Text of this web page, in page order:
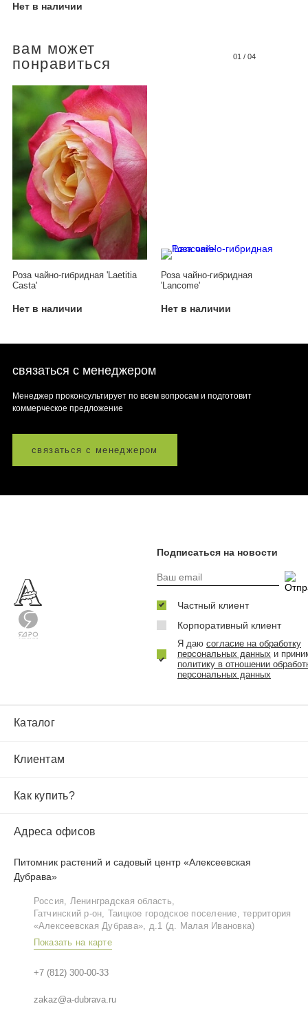
Нет в наличии
вам может
понравиться
01 / 04
Роза чайно-гибридная 'Laetitia
Casta'
Нет в наличии
Роза чайно-гибридная
'Lancome'
Нет в наличии
связаться с менеджером
Менеджер проконсультирует по всем вопросам и подготовит
коммерческое предложение
связаться с менеджером
Каталог
Клиентам
Как купить?
Адреса офисов
Питомник растений и садовый центр «Алексеевская
Дубрава»
Россия, Ленинградская область,
Гатчинский р‑он, Таицкое городское поселение, территория
«Алексеевская Дубрава», д.1 (д. Малая Ивановка)
Показать на карте
+7 (812) 300-00-33
zakaz@a-dubrava.ru
Подписаться на новости
Частный клиент
Корпоративный клиент
Я даю согласие на обработку
персональных данных и
политику в отношении
персональных данных